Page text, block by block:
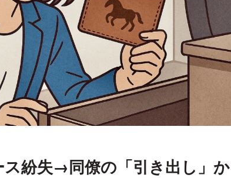
紛失→同僚の「引き出し」